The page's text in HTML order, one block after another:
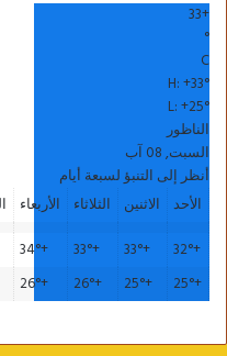
+
33
°
C
H:+33°
L:+25°
الناظور
السبت, 08 آب
أنظر إلى التنبؤ لسبعة أيام
الأحد
الاثنين الثلاثاء الأربعاء
+
32°
+
33°
+
33°
+
34°
+
25°
+
25°
+
26°
+
26°